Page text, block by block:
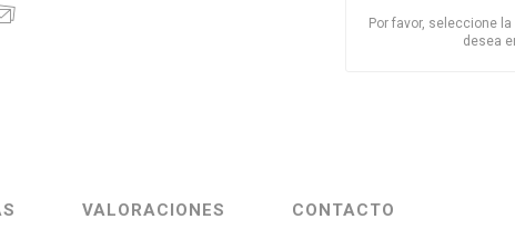
Por favor, seleccione
desea
VALORACIONES CONTACTO